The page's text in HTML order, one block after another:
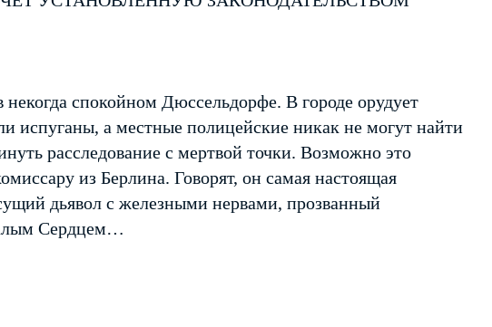
спокойном Дюссельдорфе. В городе орудует
испуганы, а местные полицейские никак не могут найти
расследование с мертвой точки. Возможно это
из Берлина. Говорят, он самая настоящая
дьявол с железными нервами, прозванный
Сердцем…